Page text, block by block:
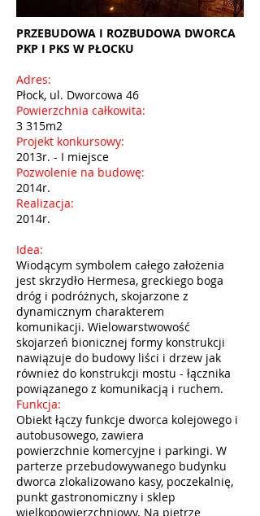
PRZEBUDOWA I ROZBUDOWA DWORCA
PKP I PKS W PŁOCKU
Adres:
Płock, ul. Dworcowa 46
Powierzchnia całkowita:
3 315m2
Projekt konkursowy:
2013r. - I miejsce
Pozwolenie na budowę:
2014r.
Realizacja:
2014r.
Idea:
Wiodącym symbolem całego założenia
jest skrzydło Hermesa, greckiego boga
dróg i podróżnych, skojarzone z
dynamicznym charakterem
komunikacji. Wielowarstwowość
skojarzeń bionicznej formy konstrukcji
nawiązuje do budowy liści i drzew jak
również do konstrukcji mostu - łącznika
powiązanego z komunikacją i ruchem.
Funkcja:
Obiekt łączy funkcje dworca kolejowego i
autobusowego, zawiera
powierzchnie komercyjne i parkingi. W
parterze przebudowywanego budynku
dworca zlokalizowano kasy, poczekalnię,
punkt gastronomiczny i sklep
wielkopowierzchniowy. Na piętrze